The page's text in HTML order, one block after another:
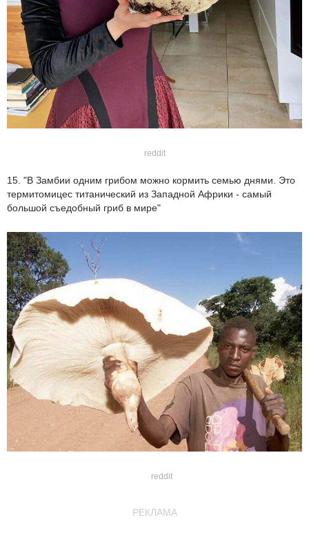
reddit
15. "В Замбии одним грибом можно кормить семью днями. Это
термитомицес титанический из Западной Африки - самый
большой съедобный гриб в мире"
reddit
РЕКЛАМА